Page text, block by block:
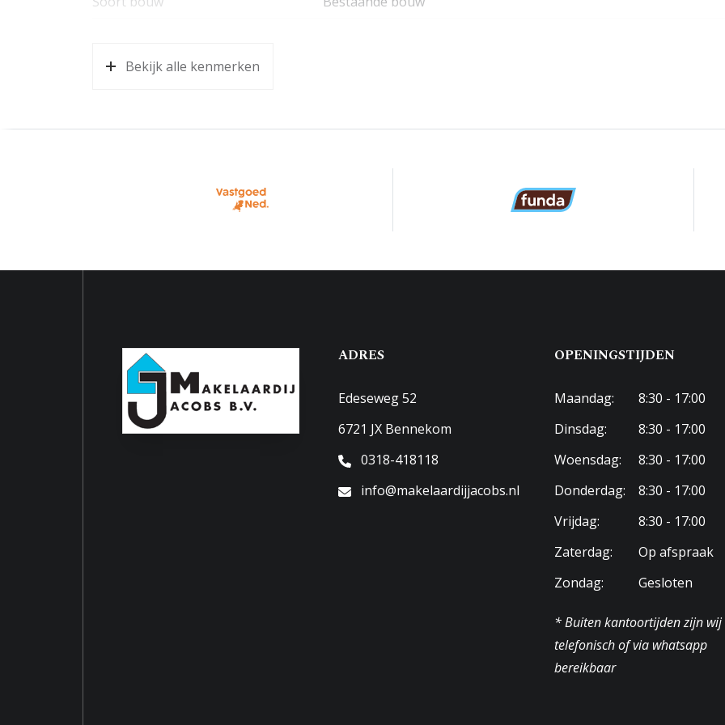
Oppervlakten en inhoud
Perceelnaam
Eigendomssituatie
Volle eigendom
Perceel
EDE01-E-2356
Bekijk alle kenmerken
ADRES
Edeseweg 52
6721 JX Bennekom
0318-418118
info@makelaardijjacobs.nl
OPENINGSTIJDEN
Maandag:
8:30 - 17:00
Dinsdag:
8:30 - 17:00
Woensdag:
8:30 - 17:00
Donderdag:
8:30 - 17:00
Vrijdag:
8:30 - 17:00
Zaterdag:
Op afspraak
Zondag:
Gesloten
* Buiten kantoortijden zijn wij
telefonisch of via whatsapp
bereikbaar